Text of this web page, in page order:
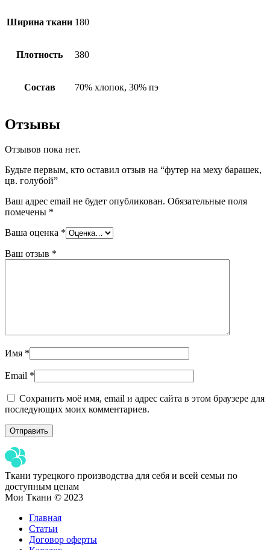
Ширина ткани 180
Плотность 380
Состав 70% хлопок, 30% пэ
Отзывы
Отзывов пока нет.
Будьте первым, кто оставил отзыв на “футер на меху барашек,
цв. голубой”
Ваш адрес email не будет опубликован. Обязательные поля
помечены *
Ваша оценка *
Ваш отзыв *
Имя *
Email *
Сохранить моё имя, email и адрес сайта в этом браузере для
последующих моих комментариев.
Ткани турецкого производства для себя и всей семьи по
доступным ценам
Мои Ткани © 2023
Главная
Статьи
Договор оферты